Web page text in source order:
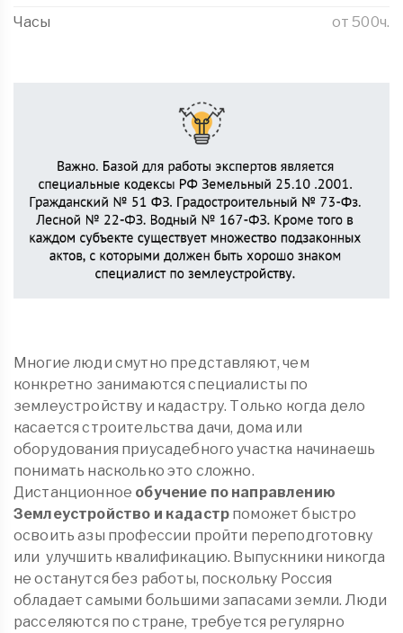
Часы
от 500ч.
Многие люди смутно представляют, чем
конкретно занимаются специалисты по
землеустройству и кадастру. Только когда дело
касается строительства дачи, дома или
оборудования приусадебного участка начинаешь
понимать насколько это сложно.
Дистанционное обучение по направлению
Землеустройство и кадастр поможет быстро
освоить азы профессии пройти переподготовку
или улучшить квалификацию. Выпускники никогда
не останутся без работы, поскольку Россия
обладает самыми большими запасами земли. Люди
расселяются по стране, требуется регулярно